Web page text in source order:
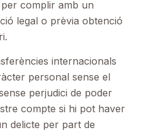
complir amb un
legal o prèvia obtenció
internacionals
personal sense el
perjudici de poder
compte si hi pot haver
delicte per part de